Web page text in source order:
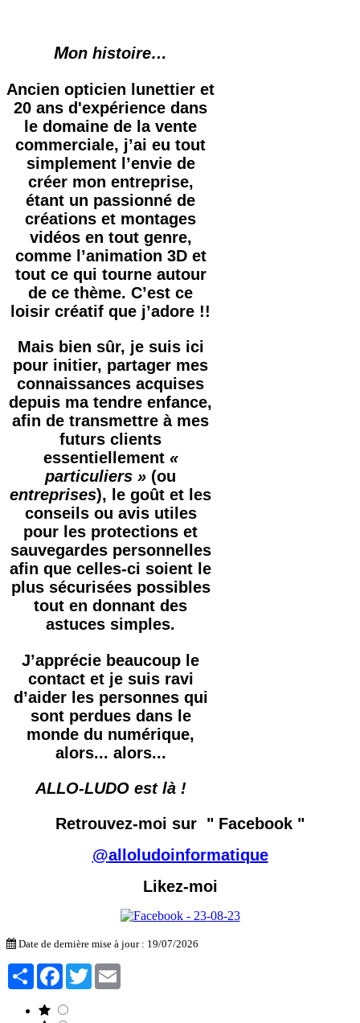
Mon histoire…
Ancien opticien lunettier et
20 ans d'expérience dans
le domaine de la vente
commerciale, j’ai eu tout
simplement l’envie de
créer mon entreprise,
étant un passionné de
créations et montages
vidéos en tout genre,
comme l’animation 3D et
tout ce qui tourne autour
de ce thème. C’est ce
loisir créatif que j’adore !!
Mais bien sûr, je suis ici
pour initier, partager mes
connaissances acquises
depuis ma tendre enfance,
afin de transmettre à mes
futurs clients
essentiellement «
particuliers » (ou
entreprises), le goût et les
conseils ou avis utiles
pour les protections et
sauvegardes personnelles
afin que celles-ci soient le
plus sécurisées possibles
tout en donnant des
astuces simples.
J’apprécie beaucoup le
contact et je suis ravi
d’aider les personnes qui
sont perdues dans le
monde du numérique,
alors... alors...
ALLO-LUDO est là !
Retrouvez-moi sur " Facebook "
@alloludoinformatique
Likez-moi
Date de dernière mise à jour : 19/07/2026
PartagerFacebook
Twitter